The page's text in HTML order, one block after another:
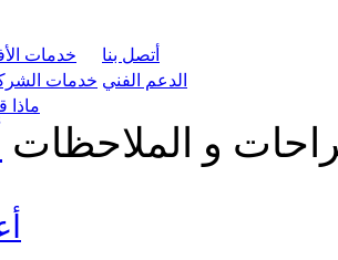
خدمات
أتصل بنا
خدمات الدعم الفني
ماذا
و الملاحظات